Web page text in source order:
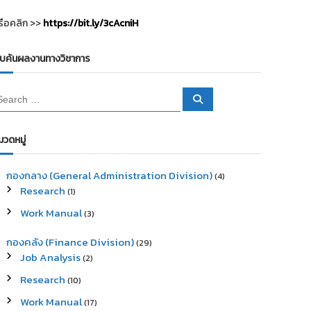
อคลิก >>https://bit.ly/3cAcniH
ค้นผลงานทางวิชาการ
S
วดหมู่
กองกลาง (General Administration Division)(4)
Research (1)
Work Manual(3)
กองคลัง (Finance Division)(29)
Job Analysis(2)
Research (10)
Work Manual(17)